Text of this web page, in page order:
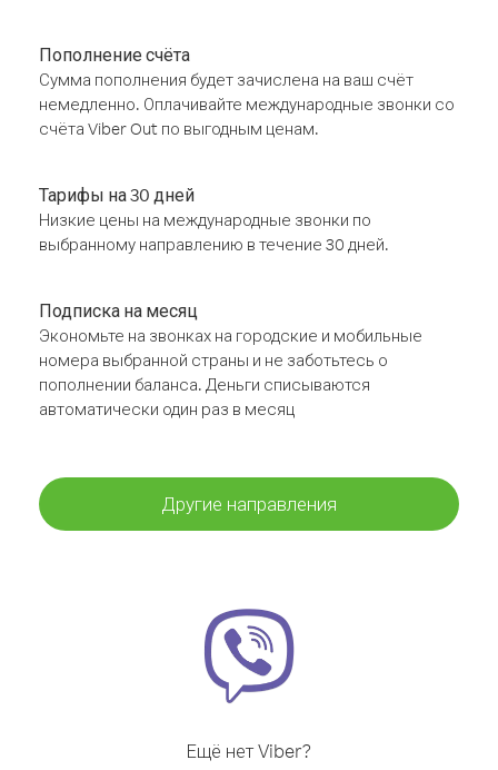
Пополнение счёта
Сумма пополнения будет зачислена на ваш счёт
немедленно. Оплачивайте международные звонки со
счёта Viber Out по выгодным ценам.
Тарифы на 30 дней
Низкие цены на международные звонки по
выбранному направлению в течение 30 дней.
Подписка на месяц
Экономьте на звонках на городские и мобильные
номера выбранной страны и не заботьтесь о
пополнении баланса. Деньги списываются
автоматически один раз в месяц
Другие направления
Ещё нет Viber?